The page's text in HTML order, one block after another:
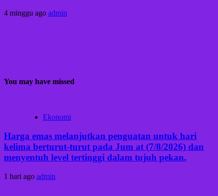
4 minggu ago admin
You may have missed
Ekonomi
Harga emas melanjutkan penguatan untuk hari
kelima berturut-turut pada Jum at (7/8/2026) dan
menyentuh level tertinggi dalam tujuh pekan.
1 hari ago admin